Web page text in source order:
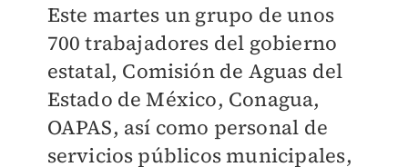
Este martes un grupo de unos
700 trabajadores del gobierno
estatal, Comisión de Aguas del
Estado de México, Conagua,
OAPAS, así como personal de
servicios públicos municipales,